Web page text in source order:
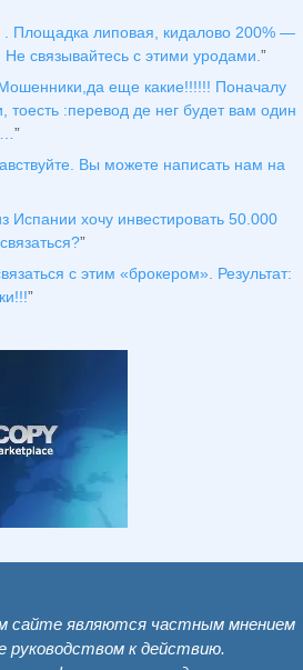
Площадка липовая, кидалово 200% —
связывайтесь с этими уродами.”
еще какие!!!!!! Поначалу
тоесть :перевод де нег будет вам один
”
Вы можете написать нам на
Испании хочу инвестировать 50.000
”
с этим «брокером». Результат:
”
сайте являются частным мнением
руководством к действию.